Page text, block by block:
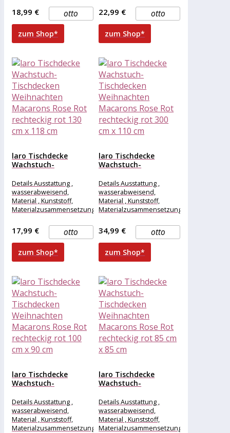
Gewicht Breite , 140 cm,
Länge , 118
otto
18,99 €
zum Shop*
Gewicht Breite , 220 cm,
Länge , 100
otto
22,99 €
zum Shop*
laro Tischdecke
Wachstuch-
Weihnachten
Macarons Rose Rot...
Details Ausstattung ,
wasserabweisend,
Material , Kunststoff,
Materialzusammensetzung
Gewicht Breite , 130 cm,
Länge , 118
otto
17,99 €
zum Shop*
laro Tischdecke
Wachstuch-
Weihnachten
Macarons Rose Rot...
Details Ausstattung ,
wasserabweisend,
Material , Kunststoff,
Materialzusammensetzung
Gewicht Breite , 300 cm,
Länge , 110
otto
34,99 €
zum Shop*
laro Tischdecke
Wachstuch-
Weihnachten
Macarons Rose Rot...
Details Ausstattung ,
wasserabweisend,
Material , Kunststoff,
Materialzusammensetzung
laro Tischdecke
Wachstuch-
Weihnachten
Macarons Rose Rot...
Details Ausstattung ,
wasserabweisend,
Material , Kunststoff,
Materialzusammensetzung